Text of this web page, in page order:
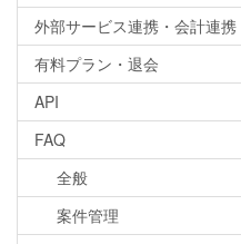
外部サービス連携・会計連携
有料プラン・退会
API
FAQ
全般
案件管理